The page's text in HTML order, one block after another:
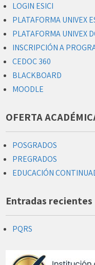
LOGIN ESICI
PLATAFORMA UNIVEX
PLATAFORMA UNIVEX
INSCRIPCIÓN A
CEDOC 360
BLACKBOARD
MOODLE
OFERTA
POSGRADOS
PREGRADOS
EDUCACIÓN
Entradas recientes
PQRS